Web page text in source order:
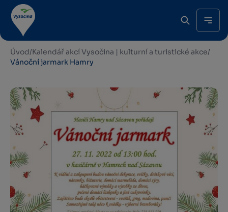
Úvod/Kalendář akcí Vysočina | kulturní a turistické akce/
Vánoční jarmark Hamry